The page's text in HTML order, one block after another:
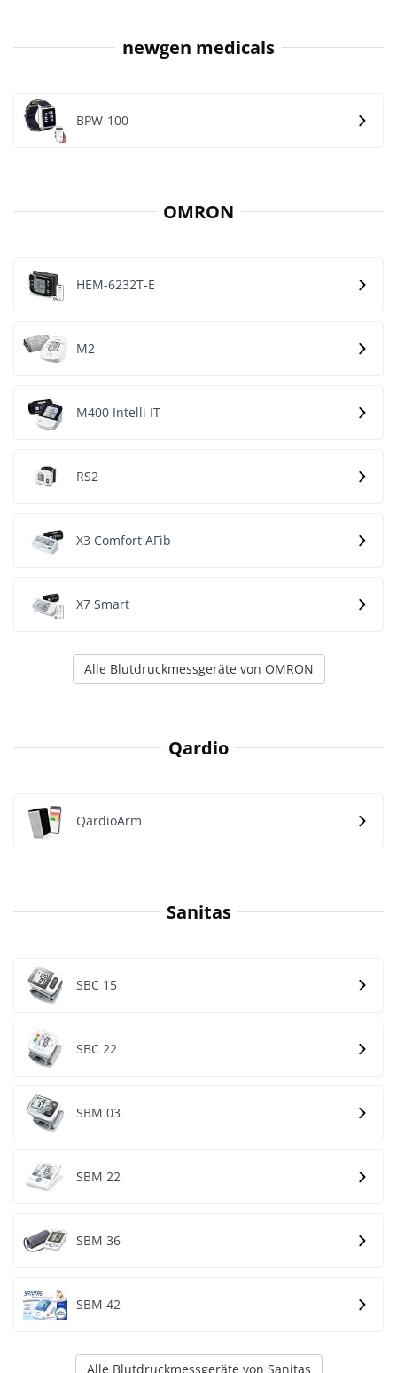
newgen medicals
BPW-100
OMRON
HEM-6232T-E
M2
M400 Intelli IT
RS2
X3 Comfort AFib
X7 Smart
Alle Blutdruckmessgeräte von OMRON
Qardio
QardioArm
Sanitas
SBC 15
SBC 22
SBM 03
SBM 22
SBM 36
SBM 42
Alle Blutdruckmessgeräte von Sanitas